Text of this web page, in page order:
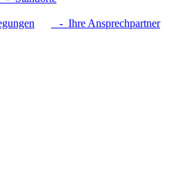
- Ihre Ansprechpartner